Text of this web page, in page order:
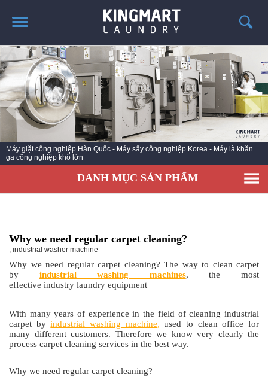
TRANG CHỦ
GIỚI THIỆU
SẢN PHẨM
TIN TỨC GIẶT LÀ
CÔNG TRÌNH TRIỂN KHAI
LIÊN HỆ
Dây chuyền giặt là công nghiệp - giặt khô là hơi Korea - Nhà phân phối chính
hãng thiết bị Hwasung C
DANH MỤC SẢN PHẨM
Why we need regular carpet cleaning?
, industrial washer machine
Why we need regular carpet cleaning? The way to clean carpet
by
industrial washing machines, the most
effective industry laundry equipment
With many years of experience in the field of cleaning industrial
carpet by industrial washing machine, used to clean office for
many different customers. Therefore we know very clearly the
process carpet cleaning services in the best way.
Why we need regular carpet cleaning?